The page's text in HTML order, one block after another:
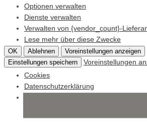
Optionen verwalten
Dienste verwalten
Verwalten von {vendor_count}-
Lese mehr über diese Zwecke
OK Ablehnen
Voreinstellungen anzeigen
Einstellungen speichern
Voreinstellungen
Cookies
Datenschutzerklärung